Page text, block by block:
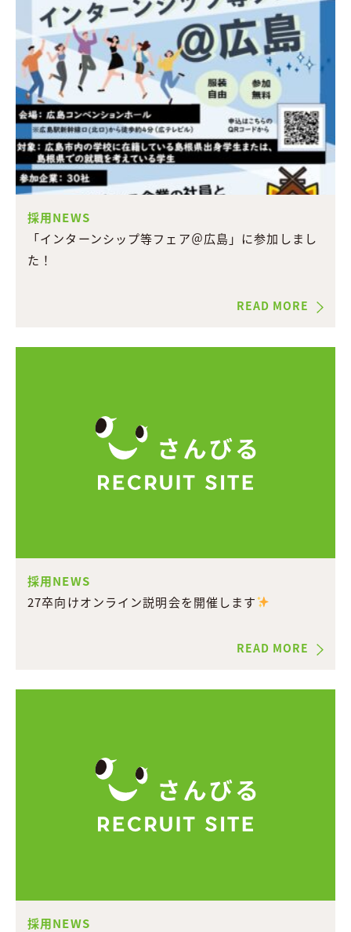
採用NEWS
「インターンシップ等フェア＠広島」に参加しまし
た！
READ MORE
採用NEWS
27卒向けオンライン説明会を開催します
READ MORE
採用NEWS